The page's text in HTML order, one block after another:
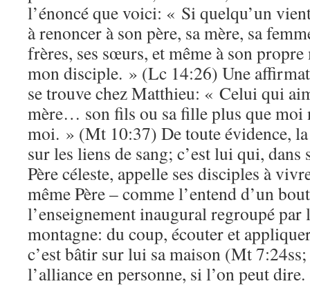
l’énoncé que voici: « Si quelqu’un
à renoncer à son père, sa mère, sa
frères, ses sœurs, et même à son
mon disciple. » (Lc 14:26) Une
se trouve chez Matthieu: « Celui qui
mère… son fils ou sa fille plus que moi
moi. » (Mt 10:37) De toute évidence,
sur les liens de sang; c’est lui qui,
Père céleste, appelle ses disciples à
même Père – comme l’entend d’un
l’enseignement inaugural regroupé par
montagne: du coup, écouter et
c’est bâtir sur lui sa maison (Mt 7:24ss;
l’alliance en personne, si l’on peut dire.